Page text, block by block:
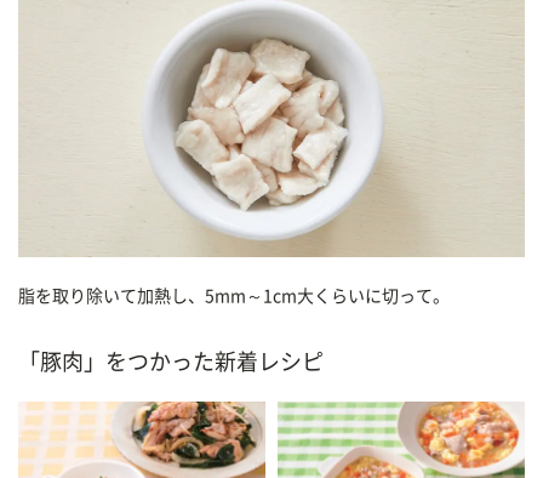
脂を取り除いて加熱し、5mm～1cm大くらいに切って。
「豚肉」をつかった新着レシピ